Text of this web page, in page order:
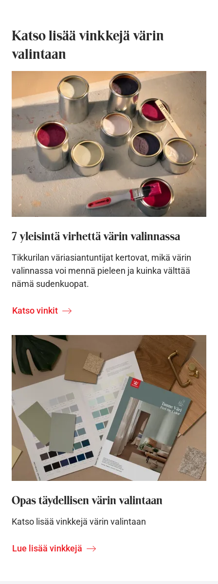
Katso lisää vinkkejä värin
valintaan
7 yleisintä virhettä värin valinnassa
Tikkurilan väriasiantuntijat kertovat, mikä värin
valinnassa voi mennä pieleen ja kuinka välttää
nämä sudenkuopat.
Katso vinkit
Opas täydellisen värin valintaan
Katso lisää vinkkejä värin valintaan
Lue lisää vinkkejä